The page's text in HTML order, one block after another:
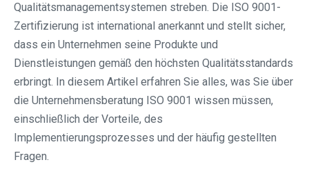
Qualitätsmanagementsystemen streben. Die ISO 9001-
Zertifizierung ist international anerkannt und stellt sicher,
dass ein Unternehmen seine Produkte und
Dienstleistungen gemäß den höchsten Qualitätsstandards
erbringt. In diesem Artikel erfahren Sie alles, was Sie über
die Unternehmensberatung ISO 9001 wissen müssen,
einschließlich der Vorteile, des
Implementierungsprozesses und der häufig gestellten
Fragen.